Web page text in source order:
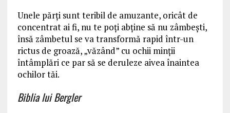
Unele părţi sunt teribil de amuzante, oricât de
concentrat ai fi, nu te poţi abţine să nu zâmbeşti,
însă zâmbetul se va transformă rapid într-un
rictus de groază, „văzând” cu ochii minţii
întâmplări ce par să se deruleze aivea înaintea
ochilor tăi.
Biblia lui Bergler